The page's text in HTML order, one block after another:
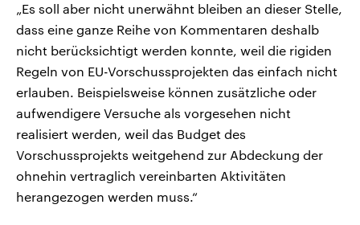
„Es soll aber nicht unerwähnt bleiben an dieser Stelle,
dass eine ganze Reihe von Kommentaren deshalb
nicht berücksichtigt werden konnte, weil die rigiden
Regeln von EU-Vorschussprojekten das einfach nicht
erlauben. Beispielsweise können zusätzliche oder
aufwendigere Versuche als vorgesehen nicht
realisiert werden, weil das Budget des
Vorschussprojekts weitgehend zur Abdeckung der
ohnehin vertraglich vereinbarten Aktivitäten
herangezogen werden muss.“